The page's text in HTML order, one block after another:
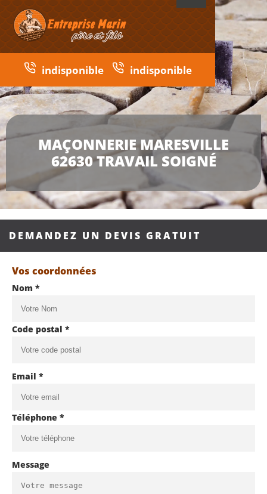
indisponible indisponible
MAÇONNERIE MARESVILLE
62630 TRAVAIL SOIGNÉ
DEMANDEZ UN DEVIS GRATUIT
Vos coordonnées
Nom *
Code postal *
Email *
Téléphone *
Message